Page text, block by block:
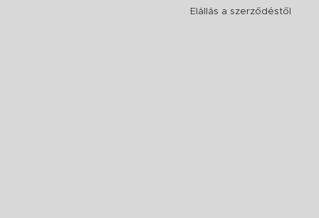
Elállás a szerződéstől